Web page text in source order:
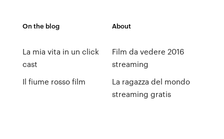
On the blog
La mia vita in un click
cast
Il fiume rosso film
About
Film da vedere 2016
streaming
La ragazza del mondo
streaming gratis